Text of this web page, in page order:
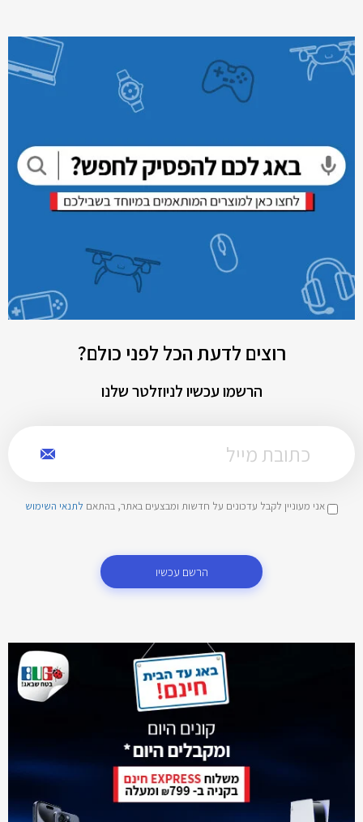
רוצים לדעת הכל לפני כולם?
הרשמו עכשיו לניוזלטר שלנו
אני מעוניין לקבל עדכונים על חדשות ומבצעים באתר, בהתאם לתנאי השימוש
הרשם עכשיו